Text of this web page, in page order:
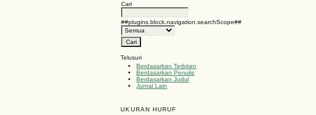
Cari
##plugins.block.navigation.searchScope##
Telusuri
Berdasarkan Terbitan
Berdasarkan Penulis
Berdasarkan Judul
Jurnal Lain
UKURAN HURUF